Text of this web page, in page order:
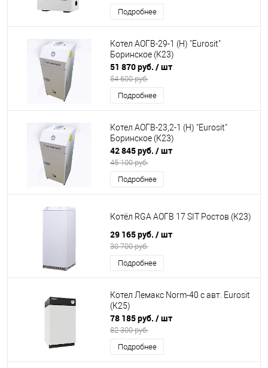
Подробнее
Котел АОГВ-29-1 (Н) "Еurosit"
Боринское (К23)
51 870 руб. / шт
54 600 руб.
Подробнее
Котел АОГВ-23,2-1 (Н) "Еurosit"
Боринское (К23)
42 845 руб. / шт
45 100 руб.
Подробнее
Котёл RGA АОГВ 17 SIT Ростов (К23)
29 165 руб. / шт
30 700 руб.
Подробнее
Котел Лемакс Norm-40 с авт. Eurosit
(К25)
78 185 руб. / шт
82 300 руб.
Подробнее